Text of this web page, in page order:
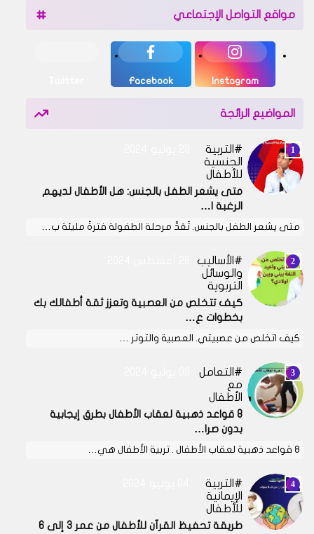
مواقع التواصل الإجتماعي
Instagram
Facebook
المواضيع الرائجة
التربية
الجنسية
للأطفال
متى يشعر الطفل بالجنس: هل الأطفال لديهم
الرغبة ا…
متى يشعر الطفل بالجنس. تُعَدُّ مرحلة الطفولة فترةً مليئة ب…
الأساليب
والوسائل
التربوية
كيف تتخلص من العصبية وتعزز ثقة أطفالك بك
بخطوات ع…
كيف اتخلص من عصبيتي. العصبية والتوتر …
التعامل
مع
الأطفال
8 قواعد ذهبية لعقاب الأطفال بطرق إيجابية
بدون صرا…
8 قواعد ذهبية لعقاب الأطفال . تربية الأطفال هي…
التربية
الإيمانية
للأطفال
طريقة تحفيظ القرآن للأطفال من عمر 3 إلى 6